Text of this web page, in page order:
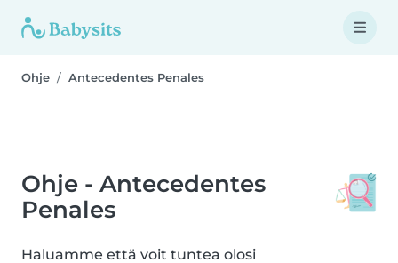
Ohje Antecedentes Penales
Ohje - Antecedentes
Penales
Haluamme että voit tuntea olosi